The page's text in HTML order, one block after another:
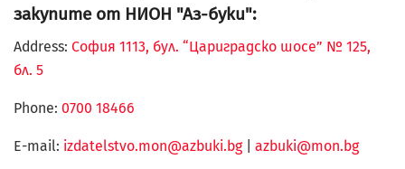
закупите от НИОН "Аз-буки":
Address: София 1113, бул. “Цариградско шосе” № 125,
бл. 5
Phone: 0700 18466
Е-mail: izdatelstvo.mon@azbuki.bg| azbuki@mon.bg